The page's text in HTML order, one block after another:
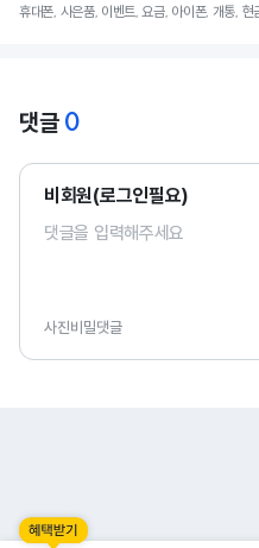
휴대폰, 사은품, 이벤트, 요금, 아이폰, 개통,
댓글 0
비회원(로그인필요)
사진비밀댓글